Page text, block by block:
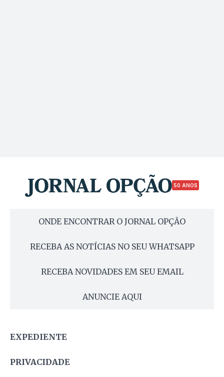
50 ANOS
ONDE ENCONTRAR O JORNAL OPÇÃO
RECEBA AS NOTÍCIAS NO SEU WHATSAPP
RECEBA NOVIDADES EM SEU EMAIL
ANUNCIE AQUI
EXPEDIENTE
PRIVACIDADE